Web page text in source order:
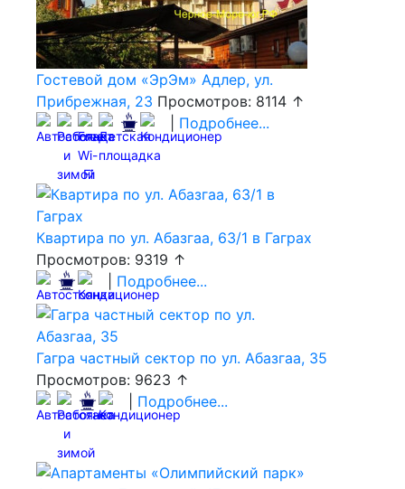
Гостевой дом «ЭрЭм» Адлер, ул.
Прибрежная, 23 Просмотров: 8114 ↑
Подробнее...
Квартира по ул. Абазгаа, 63/1 в Гаграх
Просмотров: 9319 ↑
Подробнее...
Гагра частный сектор по ул. Абазгаа, 35
Просмотров: 9623 ↑
Подробнее...